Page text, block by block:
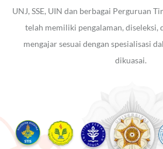
UNJ, SSE, UIN dan berbagai Perguruan
telah memiliki pengalaman, diseleksi,
mengajar sesuai dengan spesialisasi
dikuasai.